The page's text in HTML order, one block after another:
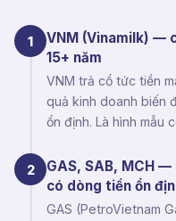
1
VNM (Vinamilk) —
15+ năm
VNM trả cổ tức tiền
quả kinh doanh biến
ổn định. Là hình mẫu
2
GAS, SAB, MCH
có dòng tiền ổn
GAS (PetroVietnam